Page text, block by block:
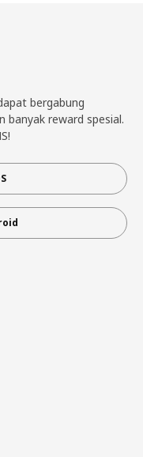
bergabung
banyak reward spesial.